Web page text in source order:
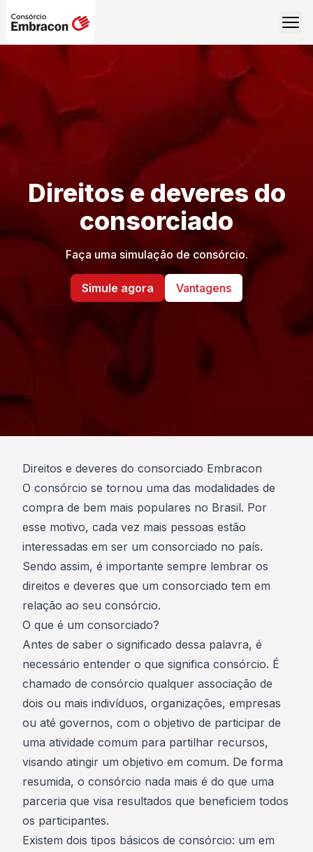
Direitos e deveres do
consorciado
Faça uma simulação de consórcio.
Simule agora Vantagens
Direitos e deveres do consorciado Embracon
O consórcio se tornou uma das modalidades de
compra de bem mais populares no Brasil. Por
esse motivo, cada vez mais pessoas estão
interessadas em ser um consorciado no país.
Sendo assim, é importante sempre lembrar os
direitos e deveres que um consorciado tem em
relação ao seu consórcio.
O que é um consorciado?
Antes de saber o significado dessa palavra, é
necessário entender o que significa consórcio. É
chamado de consórcio qualquer associação de
dois ou mais indivíduos, organizações, empresas
ou até governos, com o objetivo de participar de
uma atividade comum para partilhar recursos,
visando atingir um objetivo em comum. De forma
resumida, o consórcio nada mais é do que uma
parceria que visa resultados que beneficiem todos
os participantes.
Existem dois tipos básicos de consórcio: um em